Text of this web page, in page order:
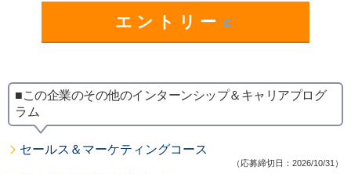
エントリー
■この企業のその他のインターンシップ＆キャリアプログ
ラム
セールス＆マーケティングコース
（応募締切日：2026/10/31）